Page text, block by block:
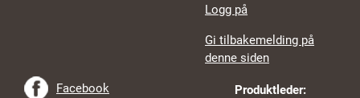
Logg på
Gi tilbakemelding på
denne siden
Produktleder:
Facebook